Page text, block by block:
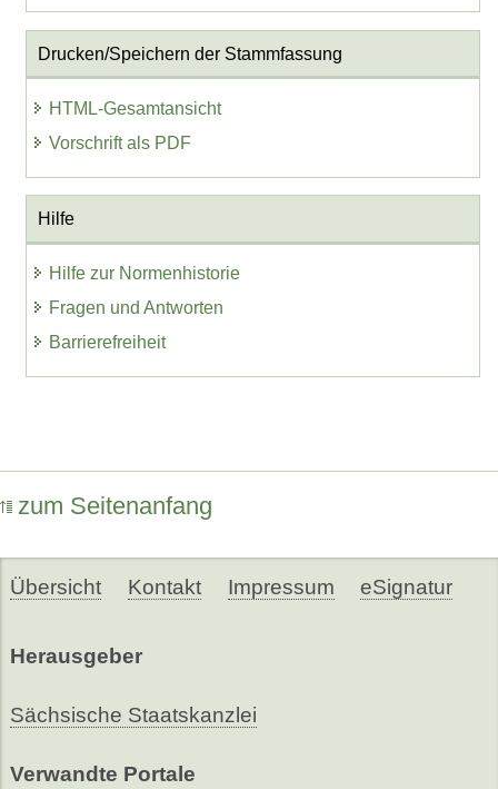
Drucken/Speichern der Stammfassung
HTML-Gesamtansicht
Vorschrift als PDF
Hilfe
Hilfe zur Normenhistorie
Fragen und Antworten
Barrierefreiheit
zum Seitenanfang
Übersicht Kontakt Impressum eSignatur
Herausgeber
Sächsische Staatskanzlei
Verwandte Portale